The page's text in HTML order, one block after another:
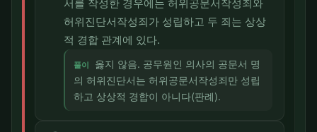
서를 작성한 경우에는 허위공문서작성죄와
허위진단서작성죄가 성립하고 두 죄는 상상
적 경합 관계에 있다.
풀이
옳지 않음. 공무원인 의사의 공문서 명
의 허위진단서는 허위공문서작성죄만 성립
하고 상상적 경합이 아니다(판례).